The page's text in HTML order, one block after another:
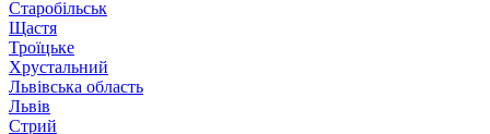
Старобільськ
Щастя
Троїцьке
Хрустальний
Львівська область
Львів
Стрий